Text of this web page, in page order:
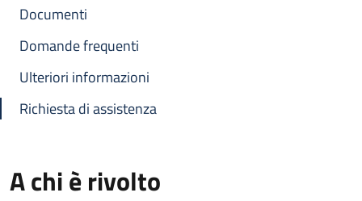
Documenti
Domande frequenti
Ulteriori informazioni
Richiesta di assistenza
A chi è rivolto